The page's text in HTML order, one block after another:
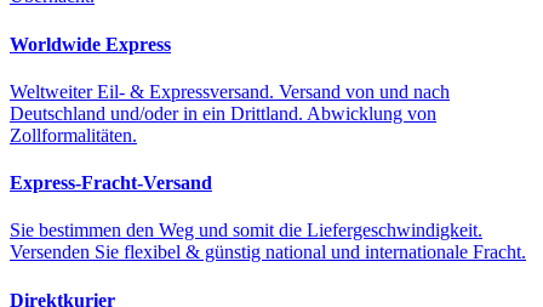
Worldwide Express
Weltweiter Eil- & Expressversand. Versand von und nach
Deutschland und/oder in ein Drittland. Abwicklung von
Zollformalitäten.
Express-Fracht-Versand
Sie bestimmen den Weg und somit die Liefergeschwindigkeit.
Versenden Sie flexibel & günstig national und internationale Fracht.
Direktkurier